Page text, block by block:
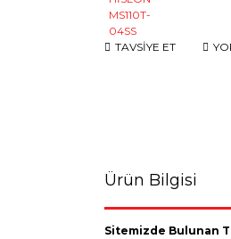
TAVSİYE ET
Ürün Bilgisi
Sitemizde Bulunan